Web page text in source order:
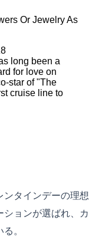
Or Jewelry As
long been a
for love on
star of "The
cruise line to
ンタインデーの理想
ョンが選ばれ、カ
。